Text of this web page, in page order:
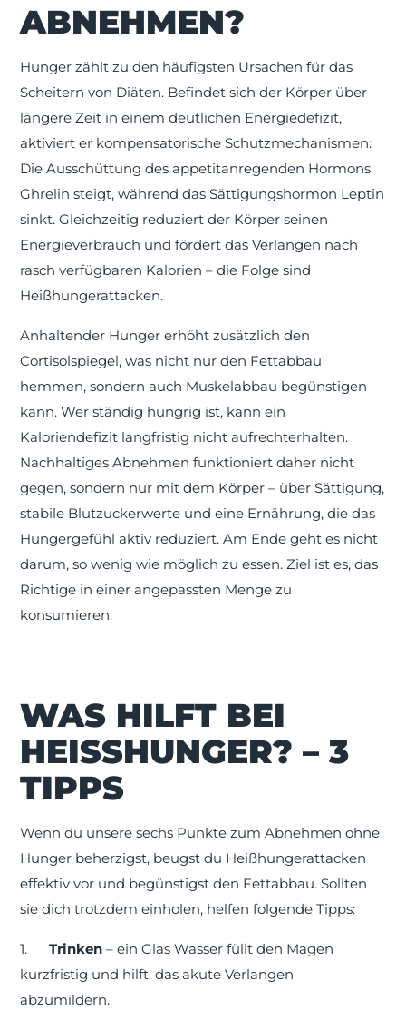
ABNEHMEN?
Hunger zählt zu den häufigsten Ursachen für das
Scheitern von Diäten. Befindet sich der Körper über
längere Zeit in einem deutlichen Energiedefizit,
aktiviert er kompensatorische Schutzmechanismen:
Die Ausschüttung des appetitanregenden Hormons
Ghrelin steigt, während das Sättigungshormon Leptin
sinkt. Gleichzeitig reduziert der Körper seinen
Energieverbrauch und fördert das Verlangen nach
rasch verfügbaren Kalorien – die Folge sind
Heißhungerattacken.
Anhaltender Hunger erhöht zusätzlich den
Cortisolspiegel, was nicht nur den Fettabbau
hemmen, sondern auch Muskelabbau begünstigen
kann. Wer ständig hungrig ist, kann ein
Kaloriendefizit langfristig nicht aufrechterhalten.
Nachhaltiges Abnehmen funktioniert daher nicht
gegen, sondern nur mit dem Körper – über Sättigung,
stabile Blutzuckerwerte und eine Ernährung, die das
Hungergefühl aktiv reduziert. Am Ende geht es nicht
darum, so wenig wie möglich zu essen. Ziel ist es, das
Richtige in einer angepassten Menge zu
konsumieren.
WAS HILFT BEI
HEISSHUNGER? – 3 T
IPPS
Wenn du unsere sechs Punkte zum Abnehmen ohne
Hunger beherzigst, beugst du Heißhungerattacken
effektiv vor und begünstigst den Fettabbau. Sollten
sie dich trotzdem einholen, helfen folgende Tipps:
1.Trinken – ein Glas Wasser füllt den Magen
kurzfristig und hilft, das akute Verlangen
abzumildern.